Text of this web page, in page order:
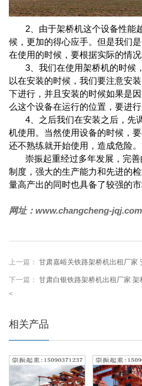
2、由于架桥机这个设备性能
候，更加的得心应手。但是我们
在使用的时候，要根据实际的情况
3、我们在使用架桥机的时候
以在安装的时候，我们要注意安
下进行，并且安装的时候如果是
么这个设备在运行的位置，要进行
4、之后我们在安装之后，先
机使用。当然使用设备的时候，
还不熟练就开始使用，造成危险。
崇振起重经过多年发展，完善
制度，强大的生产能力和先进的
量高产出的同时也具备了较强的市
网址：www.changcheng-jqj.com
上一篇： 甘肃嘉峪关铁路架桥机出租厂家
下一篇： 甘肃白银铁路架桥机出租厂家
<
相关产品